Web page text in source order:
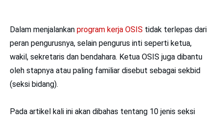
Dalam menjalankan program kerja OSIS tidak terlepas dari
peran pengurusnya, selain pengurus inti seperti ketua,
wakil, sekretaris dan bendahara. Ketua OSIS juga dibantu
oleh stapnya atau paling familiar disebut sebagai sekbid
(seksi bidang).
Pada artikel kali ini akan dibahas tentang 10 jenis seksi